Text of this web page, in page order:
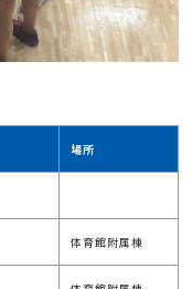
場所
体育館附属棟